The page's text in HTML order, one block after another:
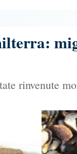
rinvenute